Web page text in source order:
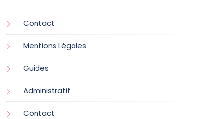
Contact
Mentions Légales
Guides
Administratif
Contact